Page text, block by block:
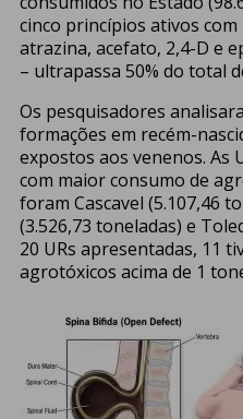
cinco princípios ativos
atrazina, acefato, 2,4-D e
– ultrapassa 50% do total
Os pesquisadores
formações em recém-
expostos aos venenos. As
com maior consumo de
foram Cascavel (5.107,46
(3.526,73 toneladas) e
20 URs apresentadas, 11
agrotóxicos acima de 1